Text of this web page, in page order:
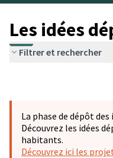
Les idées
Filtrer et rechercher
La phase de dépôt
Découvrez les idées
habitants.
Découvrez ici les